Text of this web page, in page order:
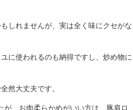
しれませんが、実は全く味にクセがな
に使われるのも納得ですし、炒め物に
然大丈夫です。
、お肉柔らかめがいい方は、豚肩ロ